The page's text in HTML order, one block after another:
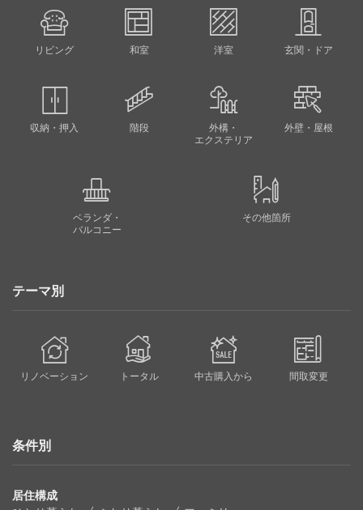
リビング 和室 洋室 玄関・ドア
収納・押入 階段
外構・
エクステリア
外壁・屋根
ベランダ・
バルコニー
その他箇所
テーマ別
リノベーション トータル 中古購入から 間取変更
条件別
居住構成